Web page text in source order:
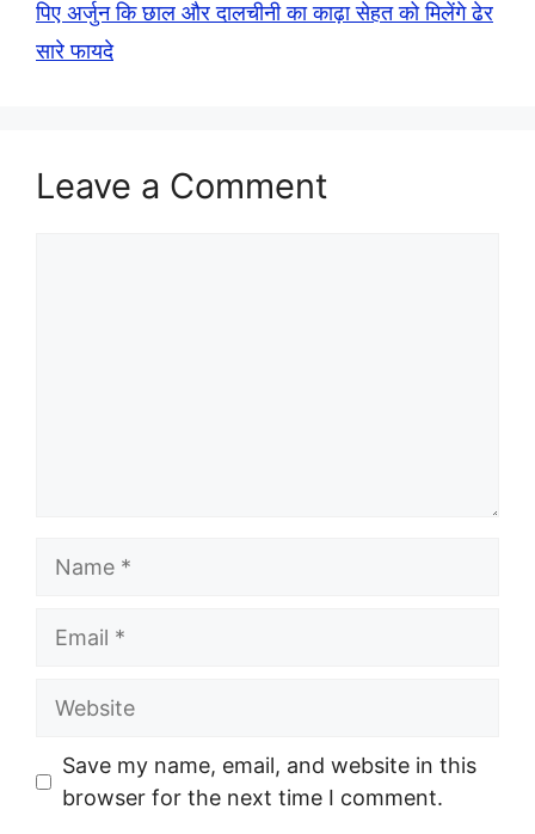
पिए अर्जुन कि छाल और दालचीनी का काढ़ा सेहत को मिलेंगे ढेर
सारे फायदे
Leave a Comment
Website
Save my name, email, and website in this
browser for the next time I comment.